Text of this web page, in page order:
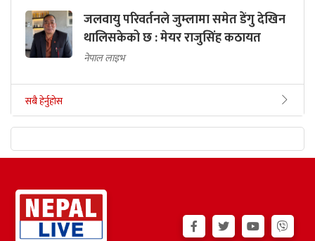
जलवायु परिवर्तनले जुम्लामा समेत डेंगु देखिन
थालिसकेको छ : मेयर राजुसिंह कठायत
नेपाल लाइभ
सबै हेर्नुहोस